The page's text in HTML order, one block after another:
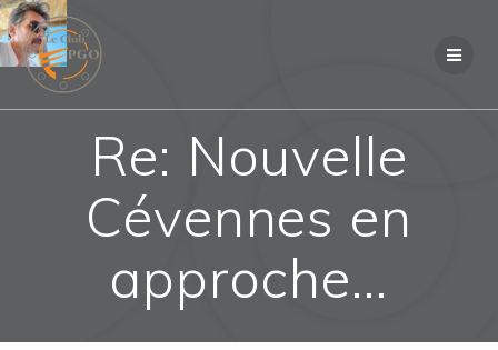
Re: Nouvelle
Cévennes en
approche…